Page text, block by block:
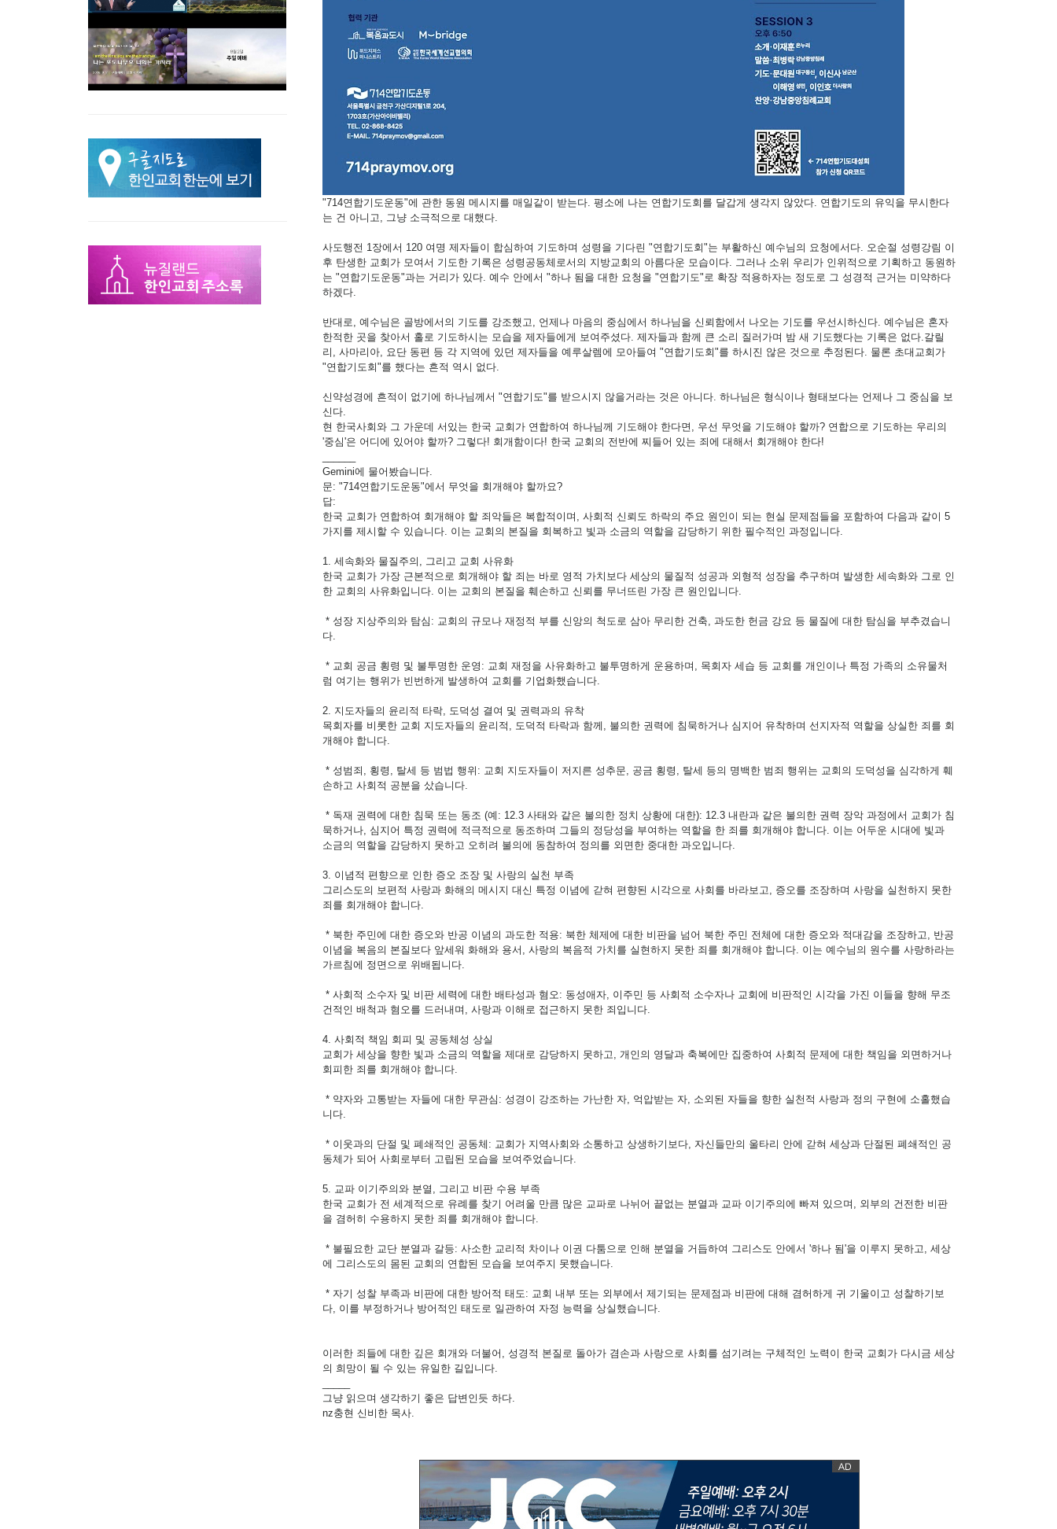
"714연합기도운동"에 관한 동원 메시지를 매일같이 받는다. 평소에 나는 연합기도회를 달갑게 생각지 않았다. 연합기도의 유익을 무시한다
는 건 아니고, 그냥 소극적으로 대했다.
사도행전 1장에서 120 여명 제자들이 합심하여 기도하며 성령을 기다린 "연합기도회"는 부활하신 예수님의 요청에서다. 오순절 성령강림 이
후 탄생한 교회가 모여서 기도한 기록은 성령공동체로서의 지방교회의 아름다운 모습이다. 그러나 소위 우리가 인위적으로 기획하고 동원하
는 "연합기도운동"과는 거리가 있다. 예수 안에서 "하나 됨을 대한 요청을 "연합기도"로 확장 적용하자는 정도로 그 성경적 근거는 미약하다
하겠다.
반대로, 예수님은 골방에서의 기도를 강조했고, 언제나 마음의 중심에서 하나님을 신뢰함에서 나오는 기도를 우선시하신다. 예수님은 혼자
한적한 곳을 찾아서 홀로 기도하시는 모습을 제자들에게 보여주셨다. 제자들과 함께 큰 소리 질러가며 밤 새 기도했다는 기록은 없다.갈릴
리, 사마리아, 요단 동편 등 각 지역에 있던 제자들을 예루살렘에 모아들여 "연합기도회"를 하시진 않은 것으로 추정된다. 물론 초대교회가
"연합기도회"를 했다는 흔적 역시 없다.
신약성경에 흔적이 없기에 하나님께서 "연합기도"를 받으시지 않을거라는 것은 아니다. 하나님은 형식이나 형태보다는 언제나 그 중심을 보
신다.
현 한국사회와 그 가운데 서있는 한국 교회가 연합하여 하나님께 기도해야 한다면, 우선 무엇을 기도해야 할까? 연합으로 기도하는 우리의
'중심'은 어디에 있어야 할까? 그렇다! 회개함이다! 한국 교회의 전반에 찌들어 있는 죄에 대해서 회개해야 한다!
Gemini에 물어봤습니다.
문: "714연합기도운동"에서 무엇을 회개해야 할까요?
답:
한국 교회가 연합하여 회개해야 할 죄악들은 복합적이며, 사회적 신뢰도 하락의 주요 원인이 되는 현실 문제점들을 포함하여 다음과 같이 5
가지를 제시할 수 있습니다. 이는 교회의 본질을 회복하고 빛과 소금의 역할을 감당하기 위한 필수적인 과정입니다.
1. 세속화와 물질주의, 그리고 교회 사유화
한국 교회가 가장 근본적으로 회개해야 할 죄는 바로 영적 가치보다 세상의 물질적 성공과 외형적 성장을 추구하며 발생한 세속화와 그로 인
한 교회의 사유화입니다. 이는 교회의 본질을 훼손하고 신뢰를 무너뜨린 가장 큰 원인입니다.
* 성장 지상주의와 탐심: 교회의 규모나 재정적 부를 신앙의 척도로 삼아 무리한 건축, 과도한 헌금 강요 등 물질에 대한 탐심을 부추겼습니
다.
* 교회 공금 횡령 및 불투명한 운영: 교회 재정을 사유화하고 불투명하게 운용하며, 목회자 세습 등 교회를 개인이나 특정 가족의 소유물처
럼 여기는 행위가 빈번하게 발생하여 교회를 기업화했습니다.
2. 지도자들의 윤리적 타락, 도덕성 결여 및 권력과의 유착
목회자를 비롯한 교회 지도자들의 윤리적, 도덕적 타락과 함께, 불의한 권력에 침묵하거나 심지어 유착하며 선지자적 역할을 상실한 죄를 회
개해야 합니다.
* 성범죄, 횡령, 탈세 등 범법 행위: 교회 지도자들이 저지른 성추문, 공금 횡령, 탈세 등의 명백한 범죄 행위는 교회의 도덕성을 심각하게 훼
손하고 사회적 공분을 샀습니다.
* 독재 권력에 대한 침묵 또는 동조 (예: 12.3 사태와 같은 불의한 정치 상황에 대한): 12.3 내란과 같은 불의한 권력 장악 과정에서 교회가 침
묵하거나, 심지어 특정 권력에 적극적으로 동조하며 그들의 정당성을 부여하는 역할을 한 죄를 회개해야 합니다. 이는 어두운 시대에 빛과
소금의 역할을 감당하지 못하고 오히려 불의에 동참하여 정의를 외면한 중대한 과오입니다.
3. 이념적 편향으로 인한 증오 조장 및 사랑의 실천 부족
그리스도의 보편적 사랑과 화해의 메시지 대신 특정 이념에 갇혀 편향된 시각으로 사회를 바라보고, 증오를 조장하며 사랑을 실천하지 못한
죄를 회개해야 합니다.
* 북한 주민에 대한 증오와 반공 이념의 과도한 적용: 북한 체제에 대한 비판을 넘어 북한 주민 전체에 대한 증오와 적대감을 조장하고, 반공
이념을 복음의 본질보다 앞세워 화해와 용서, 사랑의 복음적 가치를 실현하지 못한 죄를 회개해야 합니다. 이는 예수님의 원수를 사랑하라는
가르침에 정면으로 위배됩니다.
* 사회적 소수자 및 비판 세력에 대한 배타성과 혐오: 동성애자, 이주민 등 사회적 소수자나 교회에 비판적인 시각을 가진 이들을 향해 무조
건적인 배척과 혐오를 드러내며, 사랑과 이해로 접근하지 못한 죄입니다.
4. 사회적 책임 회피 및 공동체성 상실
교회가 세상을 향한 빛과 소금의 역할을 제대로 감당하지 못하고, 개인의 영달과 축복에만 집중하여 사회적 문제에 대한 책임을 외면하거나
회피한 죄를 회개해야 합니다.
* 약자와 고통받는 자들에 대한 무관심: 성경이 강조하는 가난한 자, 억압받는 자, 소외된 자들을 향한 실천적 사랑과 정의 구현에 소홀했습
니다.
* 이웃과의 단절 및 폐쇄적인 공동체: 교회가 지역사회와 소통하고 상생하기보다, 자신들만의 울타리 안에 갇혀 세상과 단절된 폐쇄적인 공
동체가 되어 사회로부터 고립된 모습을 보여주었습니다.
5. 교파 이기주의와 분열, 그리고 비판 수용 부족
한국 교회가 전 세계적으로 유례를 찾기 어려울 만큼 많은 교파로 나뉘어 끝없는 분열과 교파 이기주의에 빠져 있으며, 외부의 건전한 비판
을 겸허히 수용하지 못한 죄를 회개해야 합니다.
* 불필요한 교단 분열과 갈등: 사소한 교리적 차이나 이권 다툼으로 인해 분열을 거듭하여 그리스도 안에서 '하나 됨'을 이루지 못하고, 세상
에 그리스도의 몸된 교회의 연합된 모습을 보여주지 못했습니다.
* 자기 성찰 부족과 비판에 대한 방어적 태도: 교회 내부 또는 외부에서 제기되는 문제점과 비판에 대해 겸허하게 귀 기울이고 성찰하기보
다, 이를 부정하거나 방어적인 태도로 일관하여 자정 능력을 상실했습니다.
이러한 죄들에 대한 깊은 회개와 더불어, 성경적 본질로 돌아가 겸손과 사랑으로 사회를 섬기려는 구체적인 노력이 한국 교회가 다시금 세상
의 희망이 될 수 있는 유일한 길입니다.
그냥 읽으며 생각하기 좋은 답변인듯 하다.
nz충현 신비한 목사.